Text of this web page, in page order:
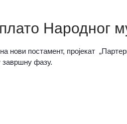
Народног
нови постамент, пројекат
завршну фазу.